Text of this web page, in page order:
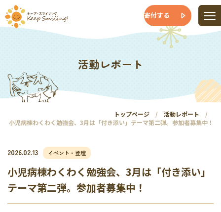
寄付する
活動レポート
トップページ
活動レポート
小児病棟わくわく勉強会、3月は「付き添い」テーマ第二弾。参加者募集中！
2026.02.13 イベント・登壇
小児病棟わくわく勉強会、3月は「付き添い」
テーマ第二弾。参加者募集中！